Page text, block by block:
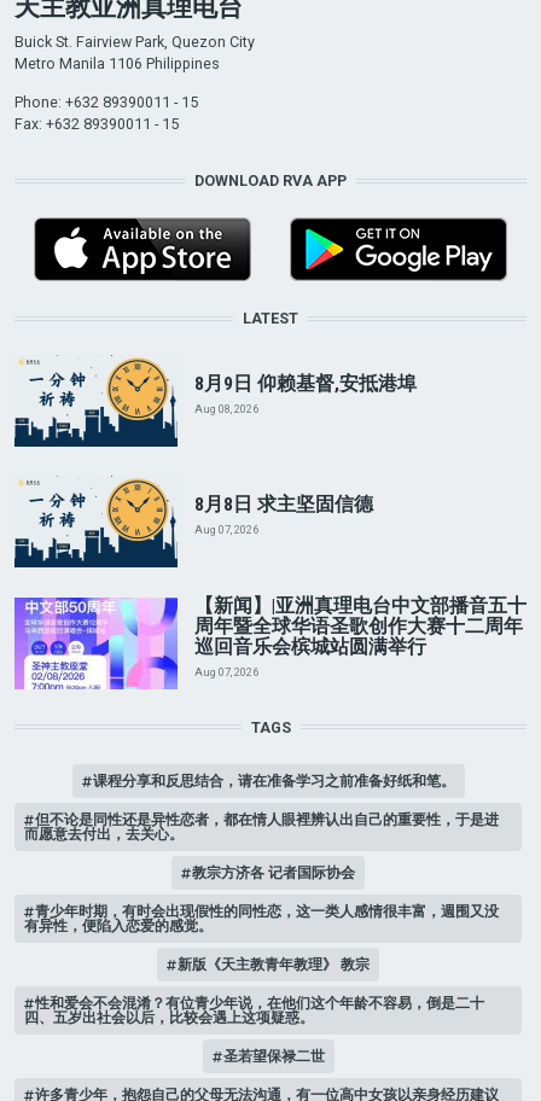
天主教亚洲真理电台
Buick St. Fairview Park, Quezon City
Metro Manila 1106 Philippines
Phone: +632 89390011 - 15
Fax: +632 89390011 - 15
DOWNLOAD RVA APP
LATEST
8月9日 仰赖基督,安抵港埠
Aug 08, 2026
8月8日 求主坚固信德
Aug 07, 2026
【新闻】|亚洲真理电台中文部播音五十
周年暨全球华语圣歌创作大赛十二周年
巡回音乐会槟城站圆满举行
Aug 07, 2026
TAGS
课程分享和反思结合，请在准备学习之前准备好纸和笔。
但不论是同性还是异性恋者，都在情人眼裡辨认出自己的重要性，于是进
而愿意去付出，去关心。
教宗方济各 记者国际协会
青少年时期，有时会出现假性的同性恋，这一类人感情很丰富，週围又没
有异性，便陷入恋爱的感觉。
新版《天主教青年教理》 教宗
性和爱会不会混淆？有位青少年说，在他们这个年龄不容易，倒是二十
四、五岁出社会以后，比较会遇上这项疑惑。
圣若望保禄二世
许多青少年，抱怨自己的父母无法沟通，有一位高中女孩以亲身经历建议